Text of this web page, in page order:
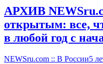
АРХИВ
открытым: все,
в любой год с
NEWSru.com :: В России5